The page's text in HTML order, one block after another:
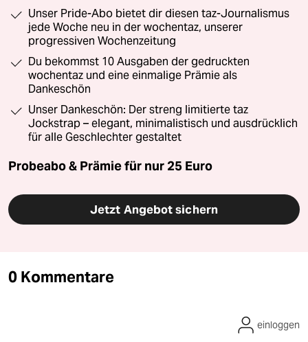
Unser Pride-Abo bietet dir diesen taz-Journalismus
jede Woche neu in der wochentaz, unserer
progressiven Wochenzeitung
Du bekommst 10 Ausgaben der gedruckten
wochentaz und eine einmalige Prämie als
Dankeschön
Unser Dankeschön: Der streng limitierte taz
Jockstrap – elegant, minimalistisch und ausdrücklich
für alle Geschlechter gestaltet
Probeabo & Prämie für nur 25 Euro
Jetzt Angebot sichern
0 Kommentare
einloggen